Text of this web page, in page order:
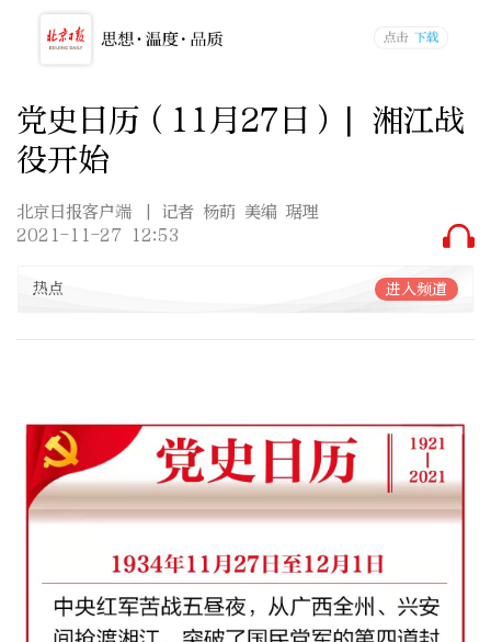
党史日历（11月27日）| 湘江战
役开始
北京日报客户端
| 记者 杨萌 美编 琚理
2021-11-27 12:53
热点 进入频道